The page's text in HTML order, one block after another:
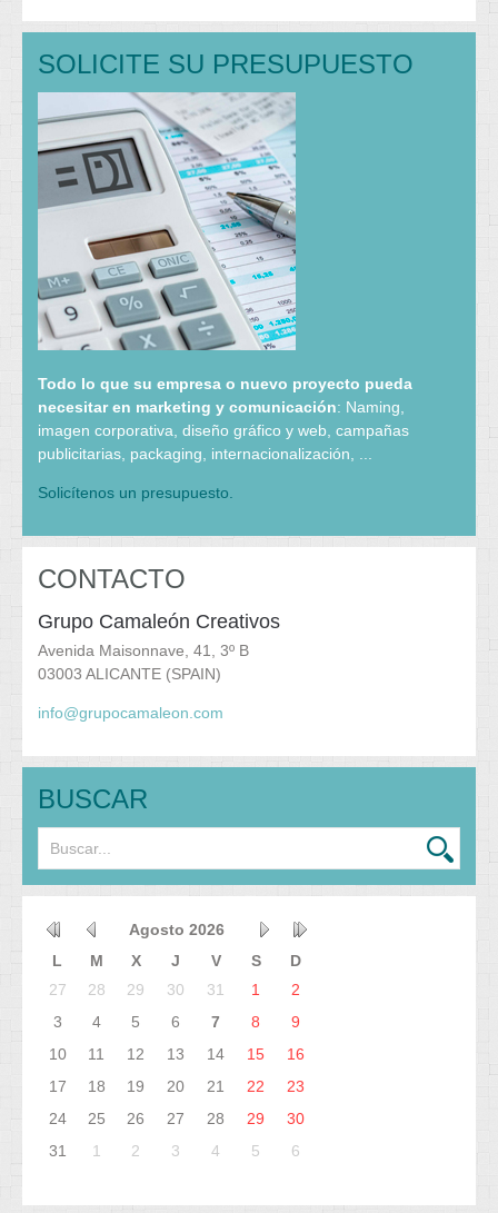
SOLICITE SU PRESUPUESTO
Todo lo que su empresa o nuevo proyecto pueda
necesitar en marketing y comunicación: Naming,
imagen corporativa, diseño gráfico y web, campañas
publicitarias, packaging, internacionalización, ...
Solicítenos un presupuesto.
CONTACTO
Grupo Camaleón Creativos
Avenida Maisonnave, 41, 3º B
03003 ALICANTE (SPAIN)
info@grupocamaleon.com
BUSCAR
Agosto 2026
L
M X J V S
D
27
28 29 30 31 1
2
3
4 5 6 7 8
9
10
11 12 13 14 15
16
17
18 19 20 21 22
23
24
25 26 27 28 29
30
31
1 2 3 4 5 6